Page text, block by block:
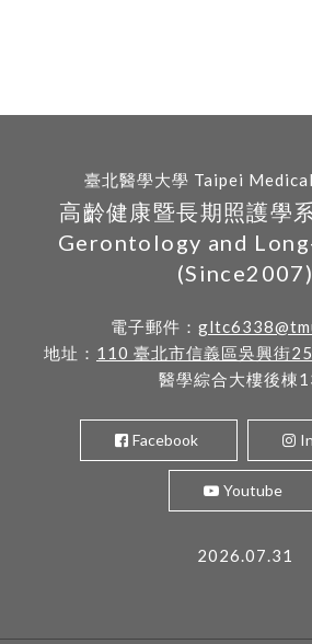
臺北醫學大學 Taipei
高齡健康暨長期照護學
Gerontology and
(Since2007)
電子郵件：
地址： 110 臺北市信義區吳興街
醫學綜合大樓後棟
Facebook
Youtube
2026.07.31